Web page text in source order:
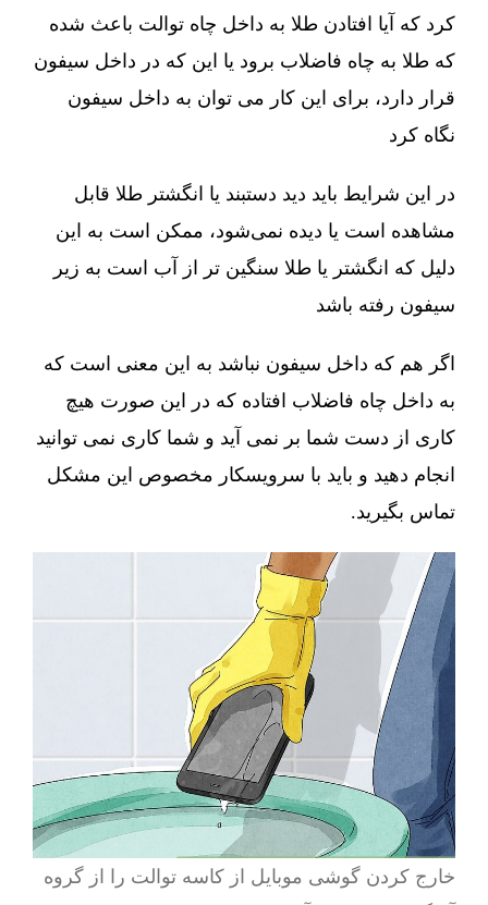
کرد که آیا افتادن طلا به داخل چاه توالت باعث شده
که طلا به چاه فاضلاب برود یا این که در داخل سیفون
قرار دارد، برای این کار می توان به داخل سیفون
نگاه کرد
در این شرایط باید دید دستبند یا انگشتر طلا قابل
مشاهده است یا دیده نمی‌شود، ممکن است به این
دلیل که انگشتر یا طلا سنگین تر از آب است به زیر
سیفون رفته باشد
اگر هم که داخل سیفون نباشد به این معنی است که
به داخل چاه فاضلاب افتاده که در این صورت هیچ
کاری از دست شما بر نمی آید و شما کاری نمی توانید
انجام دهید و باید با سرویسکار مخصوص این مشکل
تماس بگیرید.
خارج کردن گوشی موبایل از کاسه توالت را از گروه